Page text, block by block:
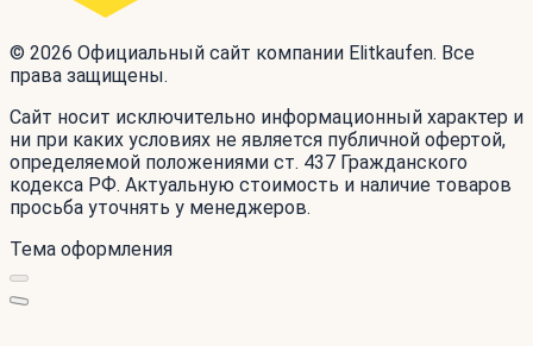
© 2026 Официальный сайт компании Elitkaufen. Все
права защищены.
Сайт носит исключительно информационный характер и
ни при каких условиях не является публичной офертой,
определяемой положениями ст. 437 Гражданского
кодекса РФ. Актуальную стоимость и наличие товаров
просьба уточнять у менеджеров.
Тема оформления